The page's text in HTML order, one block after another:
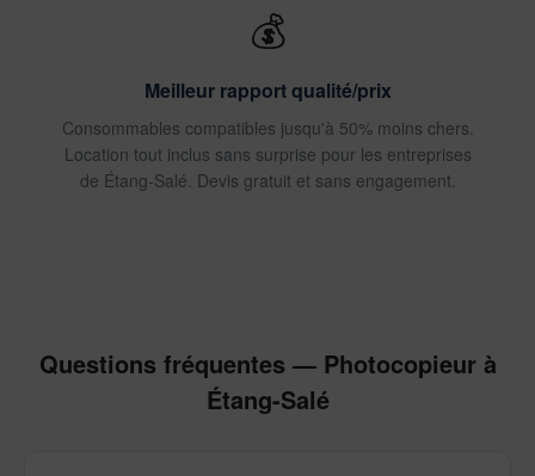
💰
Meilleur rapport qualité/prix
Consommables compatibles jusqu'à 50% moins chers.
Location tout inclus sans surprise pour les entreprises
de Étang-Salé. Devis gratuit et sans engagement.
Questions fréquentes — Photocopieur à
Étang-Salé